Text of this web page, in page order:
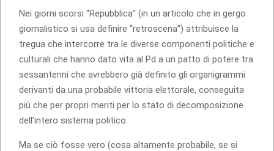
Nei giorni scorsi “Repubblica” (in un articolo che in gergo
giornalistico si usa definire “retroscena”) attribuisce la
tregua che intercorre tra le diverse componenti politiche e
culturali che hanno dato vita al Pd a un patto di potere tra
sessantenni che avrebbero già definito gli organigrammi
derivanti da una probabile vittoria elettorale, conseguita
più che per propri meriti per lo stato di decomposizione
dell’intero sistema politico.
Ma se ciò fosse vero (cosa altamente probabile, se si